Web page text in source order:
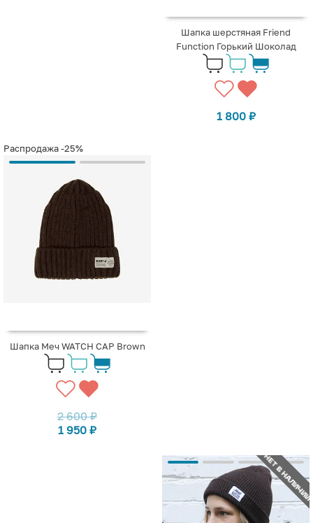
Шапка шерстяная Friend
Function Горький Шоколад
1 800 ₽
Распродажа-25%
Шапка Меч WATCH CAP Brown
2 600₽
1 950 ₽
НЕТ В НАЛИЧИИ